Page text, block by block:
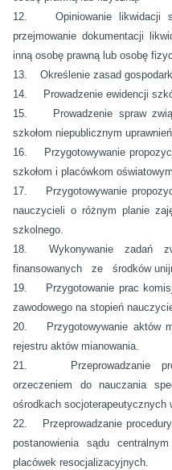
12. Opiniowanie likwidacji
przejmowanie dokumentacji
inną osobę prawną lub osobę
13. Określenie zasad
14. Prowadzenie ewidencji
15. Prowadzenie spraw
szkołom niepublicznym
16. Przygotowywanie
szkołom i placówkom
17. Przygotowywanie
nauczycieli o różnym planie
szkolnego.
18. Wykonywanie zadań
finansowanych ze środków
19. Przygotowanie prac
zawodowego na stopień
20. Przygotowywanie aktów
rejestru aktów mianowania.
21. Przeprowadzanie
orzeczeniem do nauczania
ośrodkach socjoterapeutycznych
22. Przeprowadzanie
postanowienia sądu
placówek resocjalizacyjnych.